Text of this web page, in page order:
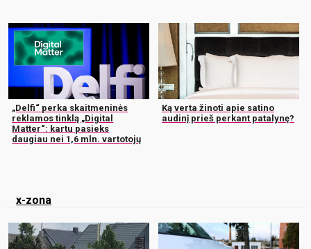
„Delfi“ perka skaitmeninės
reklamos tinklą „Digital
Matter“: kartu pasieks
daugiau nei 1,6 mln. vartotojų
Ką verta žinoti apie satino
audinį prieš perkant patalynę?
x-zona